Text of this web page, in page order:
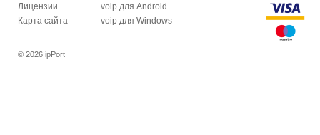
Лицензии
Карта сайта
voip для Android
voip для Windows
© 2026 ipPort